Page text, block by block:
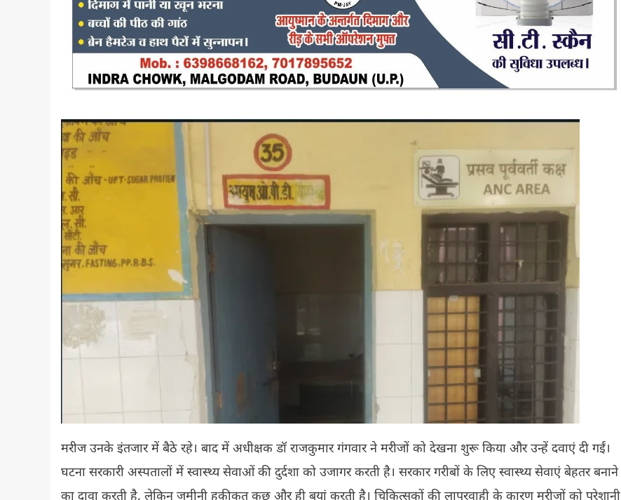
मरीज उनके इंतजार में बैठे रहे। बाद में अधीक्षक डॉ राजकुमार गंगवार ने मरीजों को देखना शुरू किया और उन्हें दवाएं दी गईं।
घटना सरकारी अस्पतालों में स्वास्थ्य सेवाओं की दुर्दशा को उजागर करती है। सरकार गरीबों के लिए स्वास्थ्य सेवाएं बेहतर बनाने